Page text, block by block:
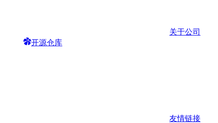
关于公司
开源仓库
友情链接